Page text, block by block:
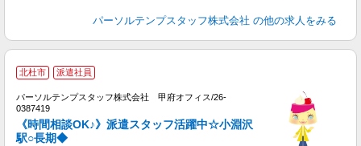
パーソルテンプスタッフ株式会社 の他の求人をみる
北杜市 派遣社員
パーソルテンプスタッフ株式会社 甲府オフィス/26-
0387419
《時間相談OK♪》派遣スタッフ活躍中☆小淵沢
駅○長期◆